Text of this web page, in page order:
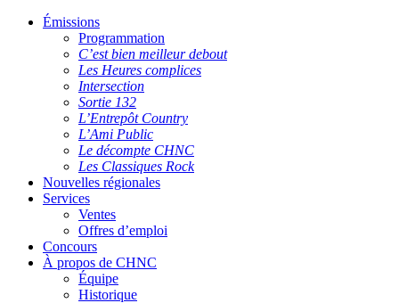
Émissions
Programmation
C’est bien meilleur debout
Les Heures complices
Intersection
Sortie 132
L’Entrepôt Country
L’Ami Public
Le décompte CHNC
Les Classiques Rock
Nouvelles régionales
Services
Ventes
Offres d’emploi
Concours
À propos de CHNC
Équipe
Historique